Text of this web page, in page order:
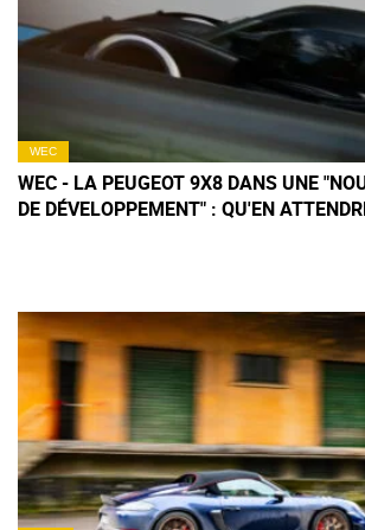
WEC
WEC - LA PEUGEOT 9X8 DANS UNE
DE DÉVELOPPEMENT" : QU'EN